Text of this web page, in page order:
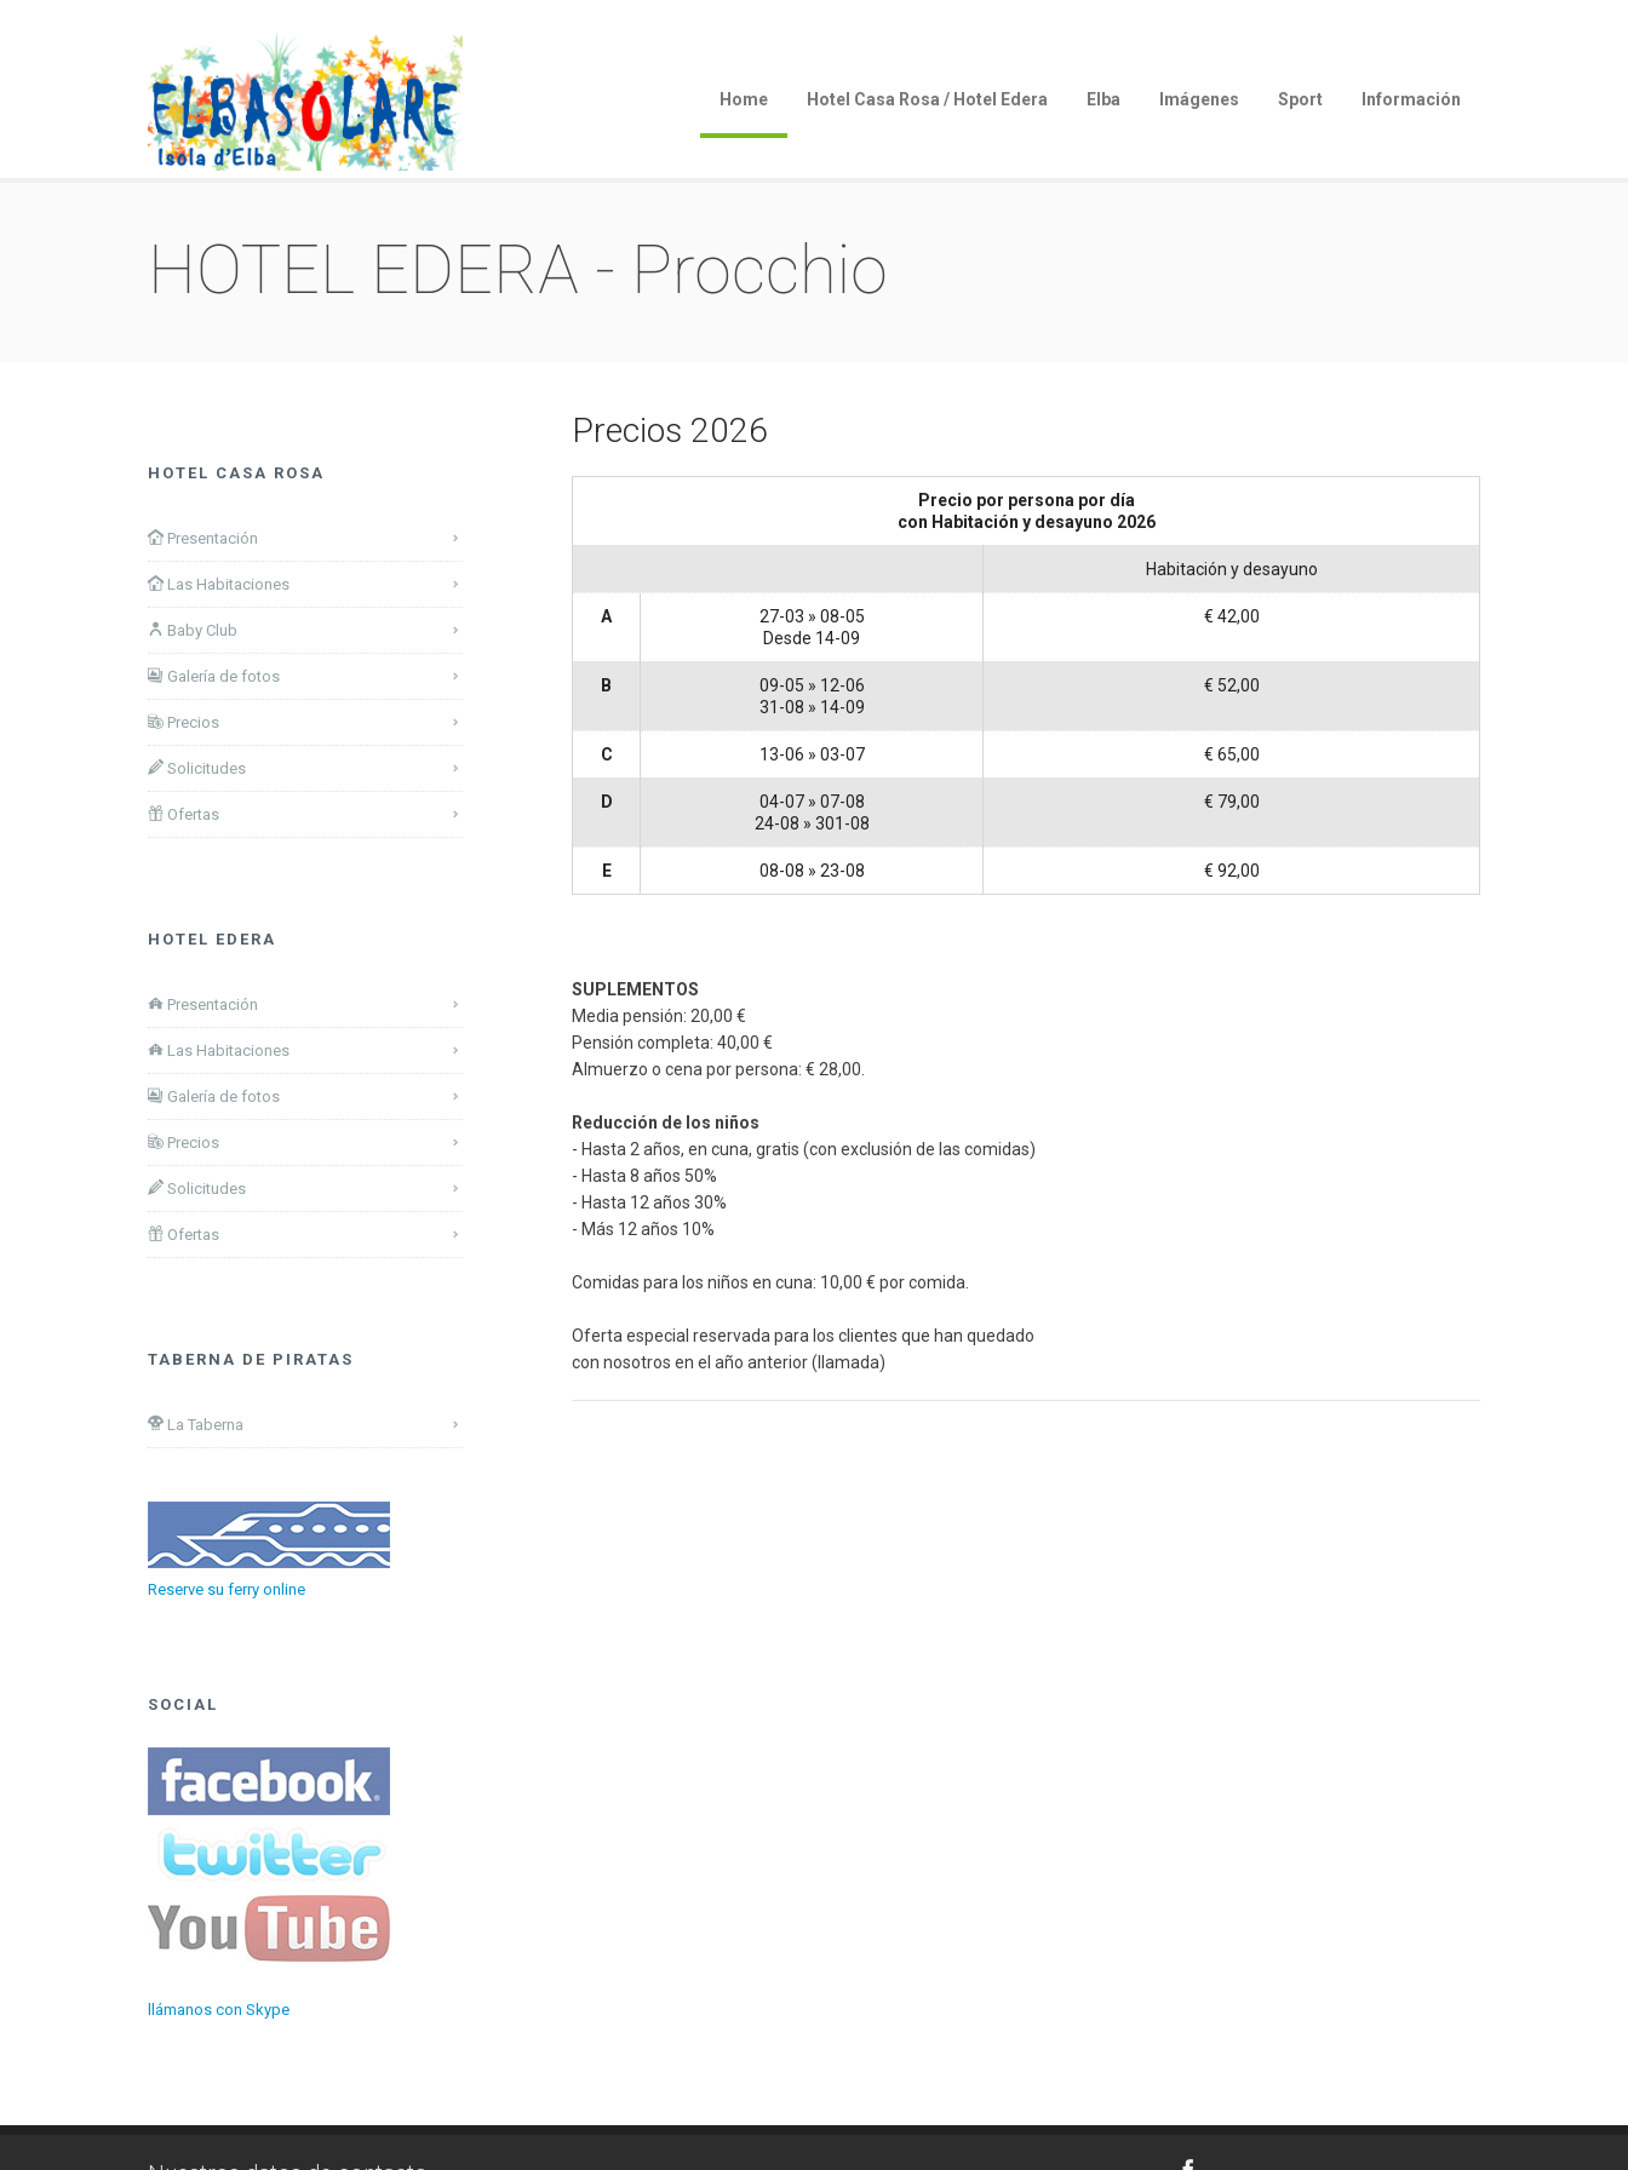
Home Hotel Casa Rosa / Hotel Edera Elba Imágenes Sport Información
HOTEL EDERA - Procchio
HOTEL CASA ROSA
Presentación
Las Habitaciones
Baby Club
Galería de fotos
Precios
Solicitudes
Ofertas
HOTEL EDERA
Presentación
Las Habitaciones
Galería de fotos
Precios
Solicitudes
Ofertas
TABERNA DE PIRATAS
La Taberna
Reserve su ferry online
SOCIAL
llámanos con Skype
Precios 2026
Precio por persona por día
con Habitación y desayuno 2026
Habitación y desayuno
A
27-03 » 08-05
Desde 14-09
€ 42,00
B
09-05 » 12-06
31-08 » 14-09
€ 52,00
C 13-06 » 03-07 € 65,00
D
04-07 » 07-08
24-08 » 301-08
€ 79,00
E 08-08 » 23-08 € 92,00
SUPLEMENTOS
Media pensión: 20,00 €
Pensión completa: 40,00 €
Almuerzo o cena por persona: € 28,00.
Reducción de los niños
- Hasta 2 años, en cuna, gratis (con exclusión de las comidas)
- Hasta 8 años 50%
- Hasta 12 años 30%
- Más 12 años 10%
Comidas para los niños en cuna: 10,00 € por comida.
Oferta especial reservada para los clientes que han quedado
con nosotros en el año anterior (llamada)